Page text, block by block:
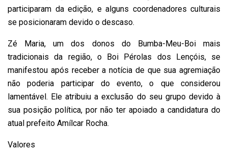
participaram da edição, e alguns coordenadores culturais
se posicionaram devido o descaso.
Zé Maria, um dos donos do Bumba-Meu-Boi mais
tradicionais da região, o Boi Pérolas dos Lençóis, se
manifestou após receber a notícia de que sua agremiação
não poderia participar do evento, o que considerou
lamentável. Ele atribuiu a exclusão do seu grupo devido à
sua posição política, por não ter apoiado a candidatura do
atual prefeito Amílcar Rocha.
Valores